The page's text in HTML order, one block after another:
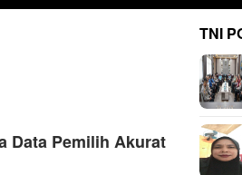
Data Pemilih Akurat
TNI